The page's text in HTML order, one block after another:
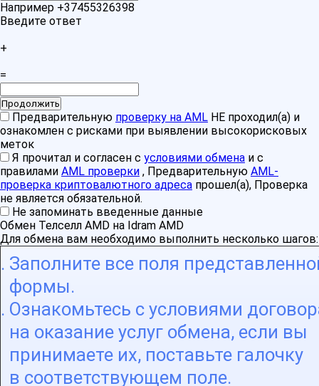
Например +37455326398
Введите ответ
+
=
Предварительную проверку на AML НЕ проходил(а) и
ознакомлен с рисками при выявлении высокорисковых
меток
Я прочитал и согласен с условиями обмена и с
правилами AML проверки , Предварительную AML-
проверка криптовалютного адреса прошел(а), Проверка
не является обязательной.
Не запоминать введенные данные
Обмен Телселл AMD на Idram AMD
Для обмена вам необходимо выполнить несколько шагов:
Заполните все поля
формы.
Ознакомьтесь с условиями
на оказание услуг обмена, если вы
принимаете их, поставьте галочку
в соответствующем поле.